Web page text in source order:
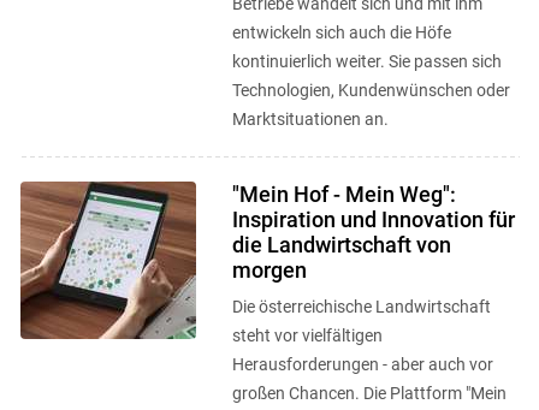
entwickeln sich auch die Höfe
kontinuierlich weiter. Sie passen sich
Technologien, Kundenwünschen oder
Marktsituationen an.
"Mein Hof - Mein Weg":
Inspiration und Innovation für
die Landwirtschaft von
morgen
Die österreichische Landwirtschaft
steht vor vielfältigen
Herausforderungen - aber auch vor
großen Chancen. Die Plattform "Mein